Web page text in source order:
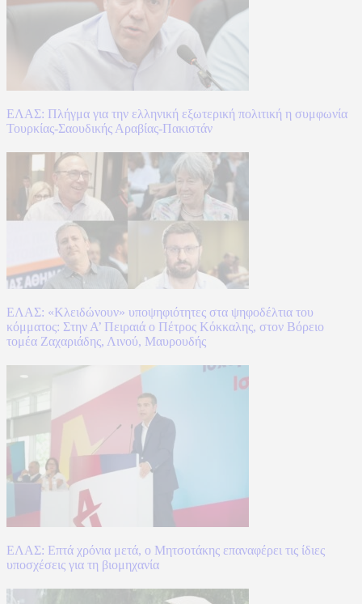
ΕΛΑΣ: Πλήγμα για την ελληνική εξωτερική πολιτική η συμφωνία
Τουρκίας-Σαουδικής Αραβίας-Πακιστάν
ΕΛΑΣ: «Κλειδώνουν» υποψηφιότητες στα ψηφοδέλτια του
κόμματος: Στην Α’ Πειραιά ο Πέτρος Κόκκαλης, στον Βόρειο
τομέα Ζαχαριάδης, Λινού, Μαυρουδής
ΕΛΑΣ: Επτά χρόνια μετά, ο Μητσοτάκης επαναφέρει τις ίδιες
υποσχέσεις για τη βιομηχανία